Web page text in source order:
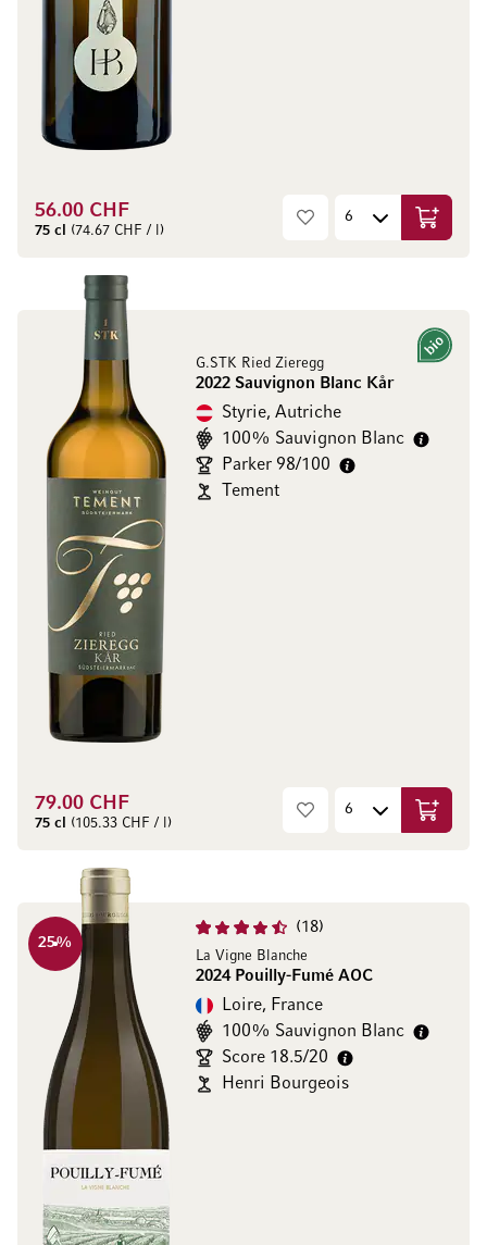
56.00 CHF
75 cl (74.67 CHF / l) Ajouter
G.STK Ried Zieregg
2022 Sauvignon Blanc Kår
Bio
Styrie, Autriche
100% Sauvignon Blanc
Parker 98/100
Tement
79.00 CHF
75 cl (105.33 CHF / l) Ajouter
18
La Vigne Blanche
2024 Pouilly-Fumé AOC
25%
Loire, France
100% Sauvignon Blanc
Score 18.5/20
Henri Bourgeois